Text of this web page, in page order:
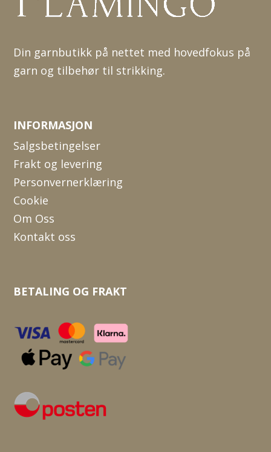
Din garnbutikk på nettet med hovedfokus på
garn og tilbehør til strikking.
INFORMASJON
Salgsbetingelser
Frakt og levering
Personvernerklæring
Cookie
Om Oss
Kontakt oss
BETALING OG FRAKT